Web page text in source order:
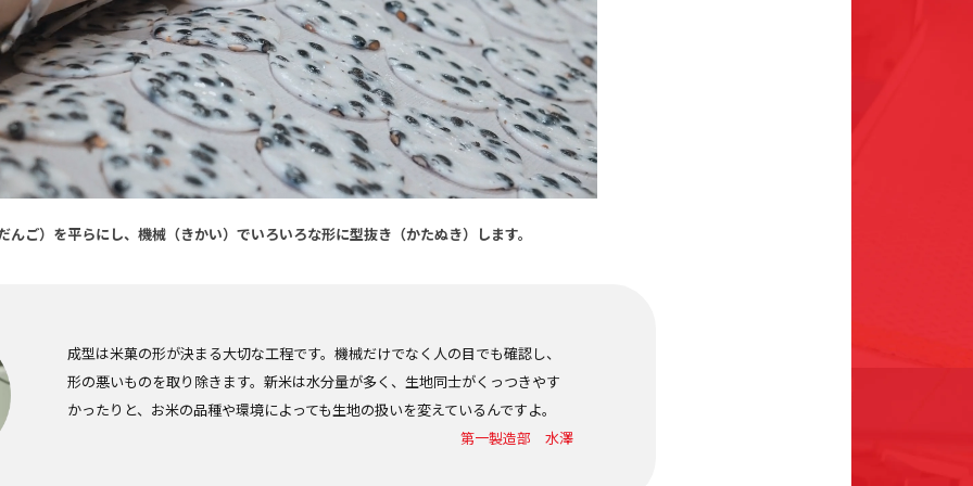
んご）を平らにし、機械（きかい）でいろいろな形に型抜き（かたぬき）します。
成型は米菓の形が決まる大切な工程です。機械だけでなく人の目でも確認し、
形の悪いものを取り除きます。新米は水分量が多く、生地同士がくっつきやす
かったりと、お米の品種や環境によっても生地の扱いを変えているんですよ。
第一製造部 水澤